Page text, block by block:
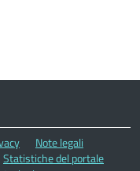
Note legali
Statistiche del portale